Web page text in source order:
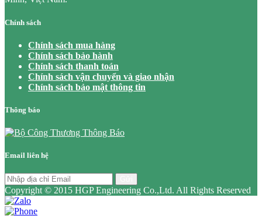
Chính sách
Chính sách mua hàng
Chính sách bảo hành
Chính sách thanh toán
Chính sách vận chuyển và giao nhận
Chính sách bảo mật thông tin
Thông báo
Email liên hệ
Copyright © 2015 HGP Engineering Co.,Ltd. All Rights Reserved